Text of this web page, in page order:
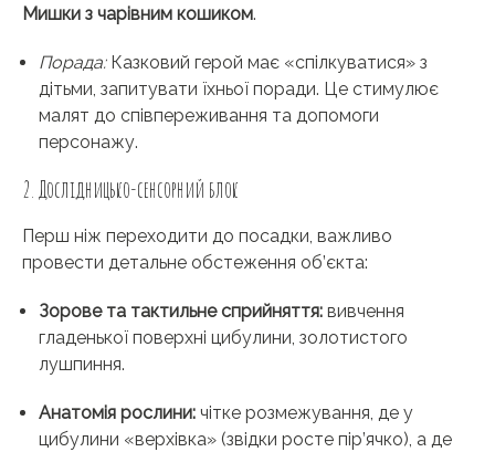
Мишки з чарівним кошиком.
Порада:Казковий герой має «спілкуватися» з
дітьми, запитувати їхньої поради. Це стимулює
малят до співпереживання та допомоги
персонажу.
2. Дослідницько-сенсорний блок
Перш ніж переходити до посадки, важливо
провести детальне обстеження об’єкта:
Зорове та тактильне сприйняття: вивчення
гладенької поверхні цибулини, золотистого
лушпиння.
Анатомія рослини: чітке розмежування, де у
цибулини «верхівка» (звідки росте пір’ячко), а де